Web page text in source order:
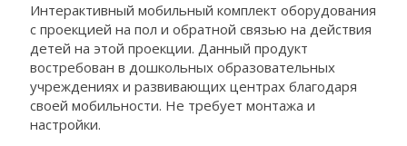
Интерактивный мобильный комплект оборудования
с проекцией на пол и обратной связью на действия
детей на этой проекции. Данный продукт
востребован в дошкольных образовательных
учреждениях и развивающих центрах благодаря
своей мобильности. Не требует монтажа и
настройки.